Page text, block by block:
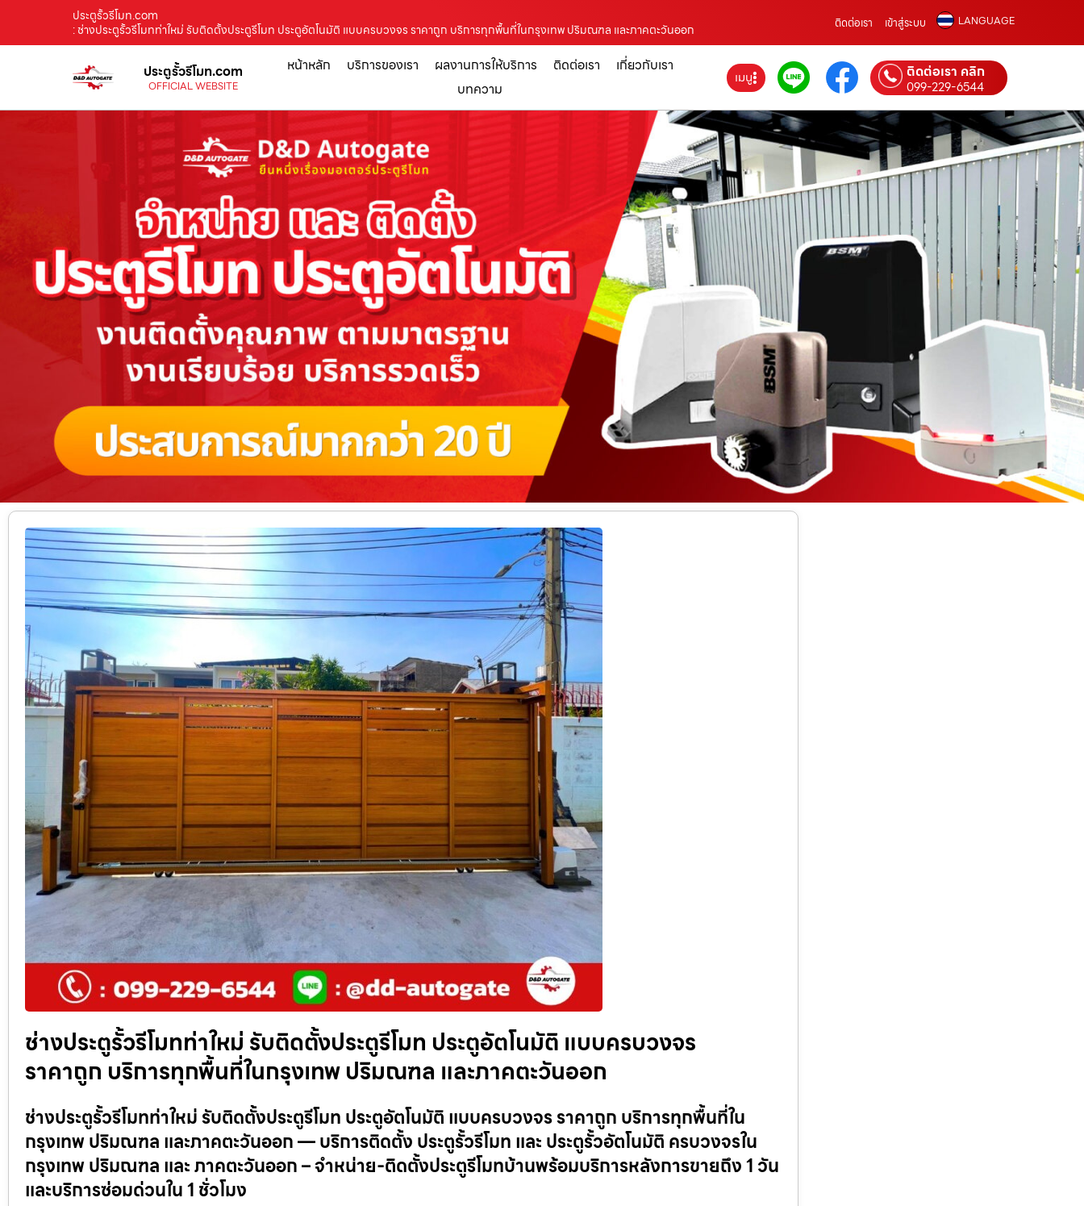
ประตูรั้วรีโมท.com
: ช่างประตูรั้วรีโมทท่าใหม่ รับติดตั้งประตูรีโมท ประตูอัตโนมัติ แบบครบวงจร ราคาถูก บริการทุกพื้นที่ในกรุงเทพ ปริมณฑล และภาคตะวันออก
ติดต่อเรา เข้าสู่ระบบ LANGUAGE
ประตูรั้วรีโมท.com
OFFICIAL WEBSITE
หน้าหลัก บริการของเรา ผลงานการให้บริการ ติดต่อเรา
เกี่ยวกับเรา
บทความ
เมนู ติดต่อเรา คลิก
099-229-6544
ช่างประตูรั้วรีโมทท่าใหม่ รับติดตั้งประตูรีโมท ประตูอัตโนมัติ แบบครบวงจร
ราคาถูก บริการทุกพื้นที่ในกรุงเทพ ปริมณฑล และภาคตะวันออก
ช่างประตูรั้วรีโมทท่าใหม่ รับติดตั้งประตูรีโมท ประตูอัตโนมัติ แบบครบวงจร ราคาถูก บริการทุกพื้นที่ใน
กรุงเทพ ปริมณฑล และภาคตะวันออก — บริการติดตั้ง ประตูรั้วรีโมท และ ประตูรั้วอัตโนมัติ ครบวงจรใน
กรุงเทพ ปริมณฑล และ ภาคตะวันออก – จำหน่าย-ติดตั้งประตูรีโมทบ้านพร้อมบริการหลังการขายถึง 1 วัน
และบริการซ่อมด่วนใน 1 ชั่วโมง